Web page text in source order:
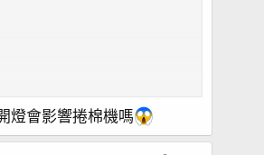
在這些時間點，有沒有做什
燈會影響捲棉機嗎